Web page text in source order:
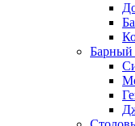
Барный